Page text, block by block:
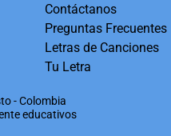
Contáctanos
Preguntas Frecuentes
Letras de Canciones
Tu Letra
- Colombia
educativos